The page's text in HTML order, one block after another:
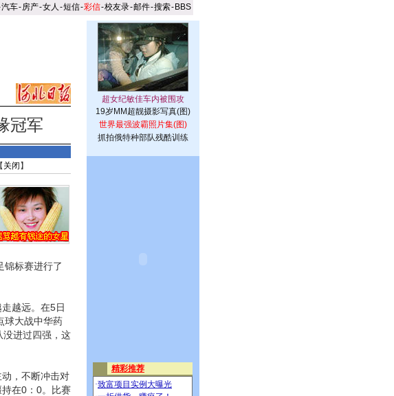
汽车-房产-女人 -短信-彩信-校友录-邮件-搜索- BBS
冠军
关闭 】
标赛进行了
越远。在5日
球大战中华药
没进过四强，这
，不断冲击对
在0：0。比赛
19岁MM超靓摄影写真(图)
世界最强波霸照片集(图)
抓拍俄特种部队残酷训练